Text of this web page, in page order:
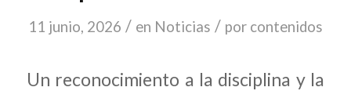
11 junio, 2026 / en Noticias / por contenidos
Un reconocimiento a la disciplina y la